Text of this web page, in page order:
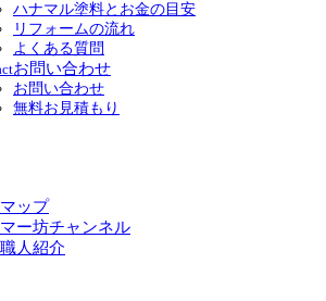
ハナマル塗料とお金の目安
リフォームの流れ
よくある質問
お問い合わせ
お問い合わせ
無料お見積もり
ップ
ー坊チャンネル
人紹介